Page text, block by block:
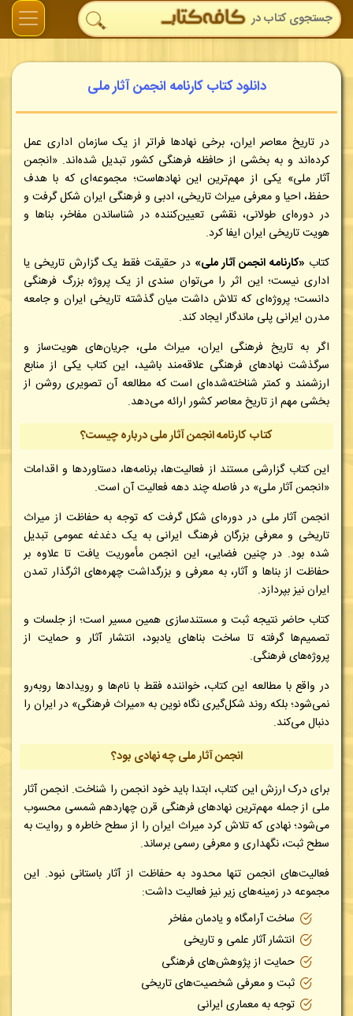
دانلود کتاب کارنامه انجمن آثار ملی
در تاریخ معاصر ایران، برخی نهادها فراتر از یک سازمان اداری عمل
کرده‌اند و به بخشی از حافظه فرهنگی کشور تبدیل شده‌اند. «انجمن
آثار ملی» یکی از مهم‌ترین این نهادهاست؛ مجموعه‌ای که با هدف
حفظ، احیا و معرفی میراث تاریخی، ادبی و فرهنگی ایران شکل گرفت و
در دوره‌ای طولانی، نقشی تعیین‌کننده در شناساندن مفاخر، بناها و
هویت تاریخی ایران ایفا کرد.
کتاب «کارنامه انجمن آثار ملی» در حقیقت فقط یک گزارش تاریخی یا
اداری نیست؛ این اثر را می‌توان سندی از یک پروژه بزرگ فرهنگی
دانست؛ پروژه‌ای که تلاش داشت میان گذشته تاریخی ایران و جامعه
مدرن ایرانی پلی ماندگار ایجاد کند.
اگر به تاریخ فرهنگی ایران، میراث ملی، جریان‌های هویت‌ساز و
سرگذشت نهادهای فرهنگی علاقه‌مند باشید، این کتاب یکی از منابع
ارزشمند و کمتر شناخته‌شده‌ای است که مطالعه آن تصویری روشن از
بخشی مهم از تاریخ معاصر کشور ارائه می‌دهد.
کتاب کارنامه انجمن آثار ملی درباره چیست؟
این کتاب گزارشی مستند از فعالیت‌ها، برنامه‌ها، دستاوردها و اقدامات
«انجمن آثار ملی» در فاصله چند دهه فعالیت آن است.
انجمن آثار ملی در دوره‌ای شکل گرفت که توجه به حفاظت از میراث
تاریخی و معرفی بزرگان فرهنگ ایرانی به یک دغدغه عمومی تبدیل
شده بود. در چنین فضایی، این انجمن مأموریت یافت تا علاوه بر
حفاظت از بناها و آثار، به معرفی و بزرگداشت چهره‌های اثرگذار تمدن
ایران نیز بپردازد.
کتاب حاضر نتیجه ثبت و مستندسازی همین مسیر است؛ از جلسات و
تصمیم‌ها گرفته تا ساخت بناهای یادبود، انتشار آثار و حمایت از
پروژه‌های فرهنگی.
در واقع با مطالعه این کتاب، خواننده فقط با نام‌ها و رویدادها روبه‌رو
نمی‌شود؛ بلکه روند شکل‌گیری نگاه نوین به «میراث فرهنگی» در ایران را
دنبال می‌کند.
انجمن آثار ملی چه نهادی بود؟
برای درک ارزش این کتاب، ابتدا باید خود انجمن را شناخت. انجمن آثار
ملی از جمله مهم‌ترین نهادهای فرهنگی قرن چهاردهم شمسی محسوب
می‌شود؛ نهادی که تلاش کرد میراث ایران را از سطح خاطره و روایت به
سطح ثبت، نگهداری و معرفی رسمی برساند.
فعالیت‌های انجمن تنها محدود به حفاظت از آثار باستانی نبود. این
مجموعه در زمینه‌های زیر نیز فعالیت داشت:
ساخت آرامگاه و یادمان مفاخر
انتشار آثار علمی و تاریخی
حمایت از پژوهش‌های فرهنگی
ثبت و معرفی شخصیت‌های تاریخی
توجه به معماری ایرانی